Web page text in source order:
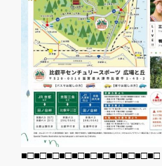
■□■□■□■□■□■□■□■□■□■□■□